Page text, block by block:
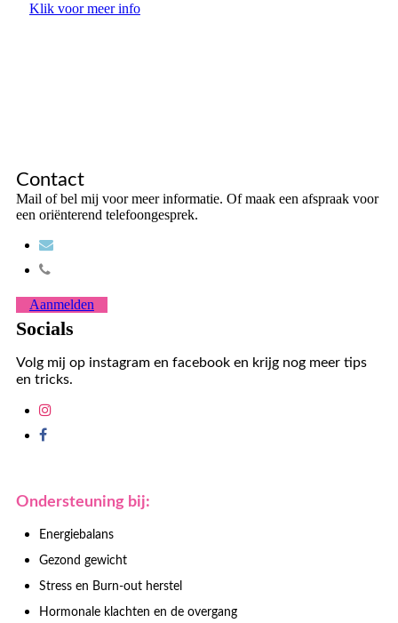
Klik voor meer info
Contact
Mail of bel mij voor meer informatie. Of maak een afspraak voor
een oriënterend telefoongesprek.
Aanmelden
Socials
Volg mij op instagram en facebook en krijg nog meer tips
en tricks.
Ondersteuning bij:
Energiebalans
Gezond gewicht
Stress en Burn-out herstel
Hormonale klachten en de overgang